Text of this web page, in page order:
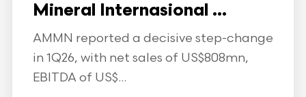
Mineral Internasional ...
AMMN reported a decisive step-change
in 1Q26, with net sales of US$808mn,
EBITDA of US$...